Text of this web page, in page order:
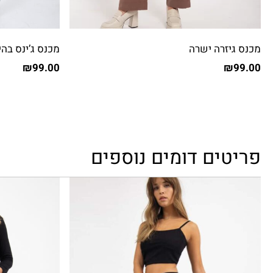
מכנס גיזרה ישרה
₪99.00
מכנס ג’ינס
₪99.00
פריטים דומים נוספים